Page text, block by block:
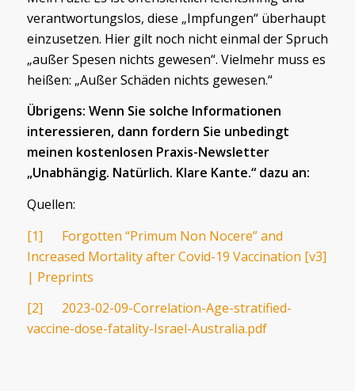
verantwortungslos, diese „Impfungen“ überhaupt
einzusetzen. Hier gilt noch nicht einmal der Spruch
„außer Spesen nichts gewesen“. Vielmehr muss es
heißen: „Außer Schäden nichts gewesen.“
Übrigens: Wenn Sie solche Informationen
interessieren, dann fordern Sie unbedingt
meinen kostenlosen Praxis-Newsletter
„Unabhängig. Natürlich. Klare Kante.“ dazu an:
Quellen:
[1] Forgotten “Primum Non Nocere” and
Increased Mortality after Covid-19 Vaccination [v3]
| Preprints
[2] 2023-02-09-Correlation-Age-stratified-
vaccine-dose-fatality-Israel-Australia.pdf